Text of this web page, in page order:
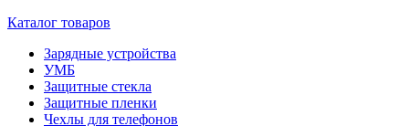
Каталог товаров
Зарядные устройства
УМБ
Защитные стекла
Защитные пленки
Чехлы для телефонов